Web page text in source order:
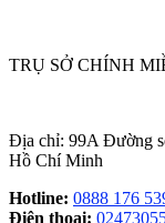
TRỤ SỞ CHÍNH
Địa chỉ: 99A Đường
Hồ Chí Minh
Hotline: 0888 176
Điện thoại: